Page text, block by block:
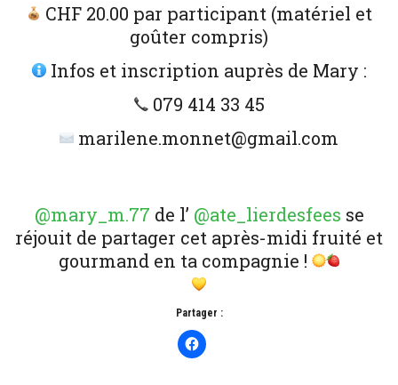
CHF 20.00 par participant (matériel et
goûter compris)
Infos et inscription auprès de Mary :
079 414 33 45
marilene.monnet@gmail.com
@mary_m.77 de l’ @ate_lierdesfees se
réjouit de partager cet après-midi fruité et
gourmand en ta compagnie !
Partager :